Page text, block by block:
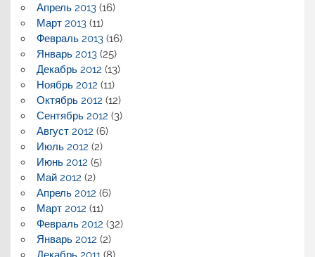
Апрель 2013(16)
Март 2013(11)
Февраль 2013(16)
Январь 2013(25)
Декабрь 2012 (13)
Ноябрь 2012 (11)
Октябрь 2012 (12)
Сентябрь 2012 (3)
Август 2012 (6)
Июль 2012 (2)
Июнь 2012 (5)
Май 2012 (2)
Апрель 2012 (6)
Март 2012 (11)
Февраль 2012 (32)
Январь 2012 (2)